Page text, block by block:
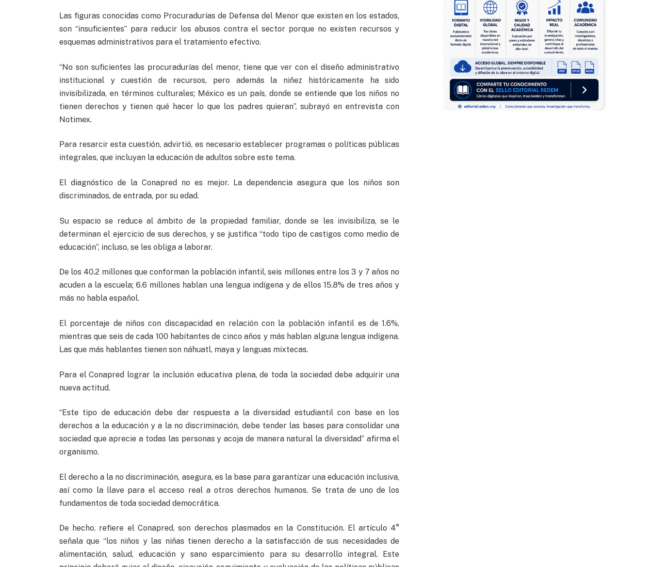
Las figuras conocidas como Procuradurías de Defensa del Menor que existen en los estados,
son “insuficientes” para reducir los abusos contra el sector porque no existen recursos y
esquemas administrativos para el tratamiento efectivo.
“No son suficientes las procuradurías del menor, tiene que ver con el diseño administrativo
institucional y cuestión de recursos, pero además la niñez históricamente ha sido
invisibilizada, en términos culturales; México es un país, donde se entiende que los niños no
tienen derechos y tienen qué hacer lo que los padres quieran”, subrayó en entrevista con
Notimex.
Para resarcir esta cuestión, advirtió, es necesario establecer programas o políticas públicas
integrales, que incluyan la educación de adultos sobre este tema.
El diagnóstico de la Conapred no es mejor. La dependencia asegura que los niños son
discriminados, de entrada, por su edad.
Su espacio se reduce al ámbito de la propiedad familiar, donde se les invisibiliza, se le
determinan el ejercicio de sus derechos, y se justifica “todo tipo de castigos como medio de
educación”, incluso, se les obliga a laborar.
De los 40.2 millones que conforman la población infantil, seis millones entre los 3 y 7 años no
acuden a la escuela; 6.6 millones hablan una lengua indígena y de ellos 15.8% de tres años y
más no habla español.
El porcentaje de niños con discapacidad en relación con la población infantil es de 1.6%,
mientras que seis de cada 100 habitantes de cinco años y más hablan alguna lengua indígena.
Las que más hablantes tienen son náhuatl, maya y lenguas mixtecas.
Para el Conapred lograr la inclusión educativa plena, de toda la sociedad debe adquirir una
nueva actitud.
“Este tipo de educación debe dar respuesta a la diversidad estudiantil con base en los
derechos a la educación y a la no discriminación, debe tender las bases para consolidar una
sociedad que aprecie a todas las personas y acoja de manera natural la diversidad” afirma el
organismo.
El derecho a la no discriminación, asegura, es la base para garantizar una educación inclusiva,
así como la llave para el acceso real a otros derechos humanos. Se trata de uno de los
fundamentos de toda sociedad democrática.
De hecho, refiere el Conapred, son derechos plasmados en la Constitución. El artículo 4°
señala que “los niños y las niñas tienen derecho a la satisfacción de sus necesidades de
alimentación, salud, educación y sano esparcimiento para su desarrollo integral. Este